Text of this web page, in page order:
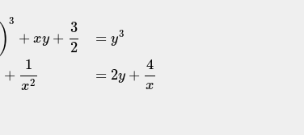
)3
+ xy +
3
2
+
1
x2
= y3
= 2y +
4
x